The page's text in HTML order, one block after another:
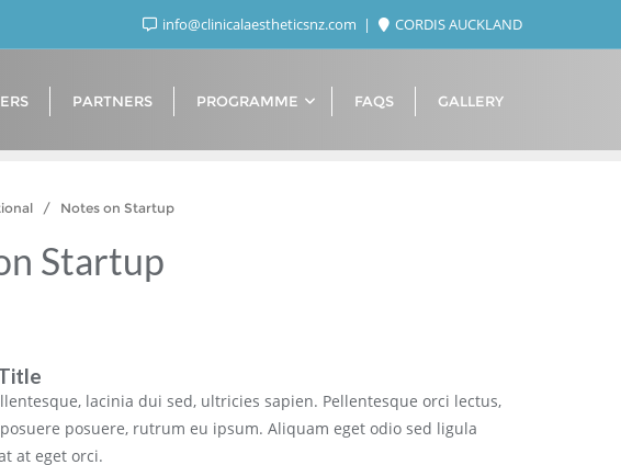
info@clinicalaestheticsnz.com CORDIS AUCKLAND
PARTNERS PROGRAMME FAQS GALLERY
/ Notes on Startup
Startup
lacinia dui sed, ultricies sapien. Pellentesque orci lectus,
posuere, rutrum eu ipsum. Aliquam eget odio sed ligula
at eget orci.